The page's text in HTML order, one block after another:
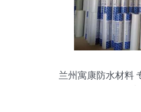
兰州寓康防水材料